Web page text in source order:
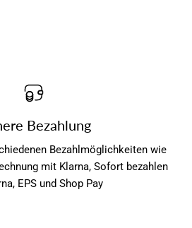
Bezahlung
Bezahlmöglichkeiten wie
mit Klarna, Sofort bezahlen
EPS und Shop Pay